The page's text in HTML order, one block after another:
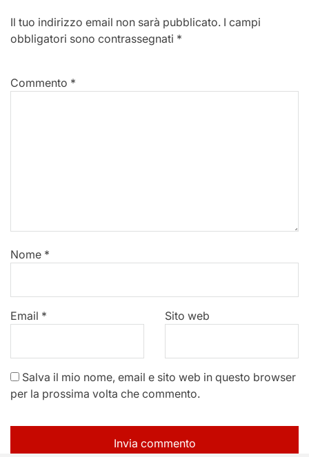
Il tuo indirizzo email non sarà pubblicato. I campi
obbligatori sono contrassegnati *
Commento *
Nome *
Email * Sito web
Salva il mio nome, email e sito web in questo browser
per la prossima volta che commento.